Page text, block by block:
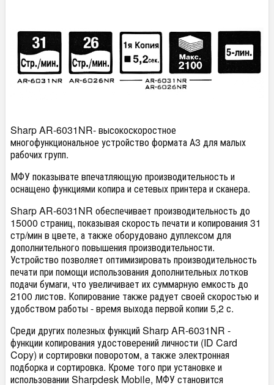
Sharp AR-6031NR- высокоскоростное
многофункциональное устройство формата А3 для малых
рабочих групп.
МФУ показывате впечатляющую производительность и
оснащено функциями копира и сетевых принтера и сканера.
Sharp AR-6031NR обеспечивает производительность до
15000 страниц, показывая скорость печати и копирования 31
стр/мин в цвете, а также оборудовано дуплексом для
дополнительного повышения производительности.
Устройство позволяет оптимизировать производительность
печати при помощи использования дополнительных лотков
подачи бумаги, что увеличивает их суммарную емкость до
2100 листов. Копирование также радует своей скоростью и
удобством работы - время выхода первой копии 5,2 с.
Среди других полезных функций Sharp AR-6031NR -
функции копирования удостоверений личности (ID Card
Copy) и сортировки поворотом, а также электронная
подборка и сортировка. Кроме того при установке и
использовании Sharpdesk Mobile, МФУ становится